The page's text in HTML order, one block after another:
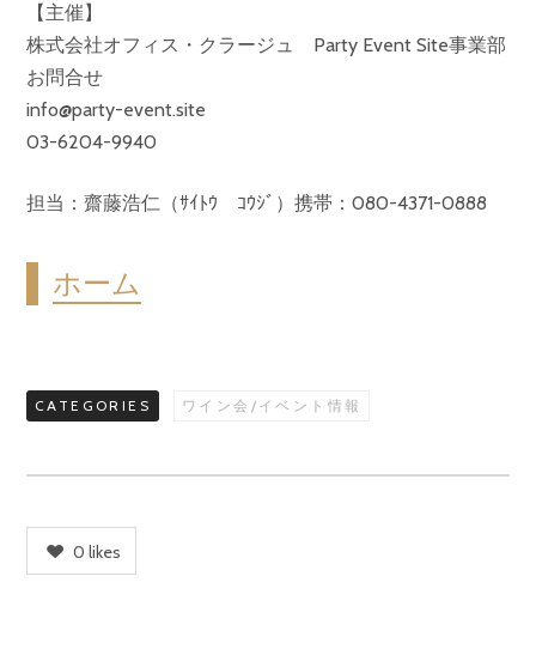
【主催】
株式会社オフィス・クラージュ Party Event Site事業部
お問合せ
info@party-event.site
03-6204-9940
担当：齋藤浩仁（ｻｲﾄｳ ｺｳｼﾞ）携帯：080-4371-0888
ホーム
CATEGORIES ワイン会/イベント情報
0 likes